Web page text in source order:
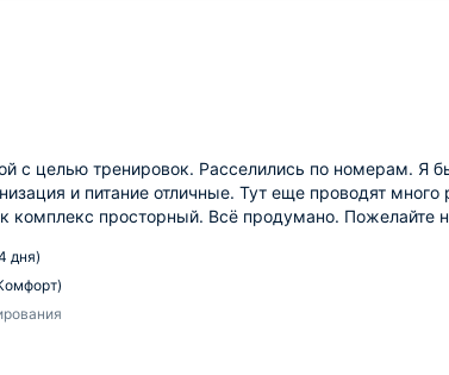
с целью тренировок. Расселились по номерам. Я
и питание отличные. Тут еще проводят
комплекс просторный. Всё продумано. Пожелайте
дня)